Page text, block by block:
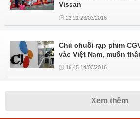
Vissan
22:21 23/03/2016
Chủ chuỗi rạp phim
vào Việt Nam, muốn
16:45 14/03/2016
Xem thêm